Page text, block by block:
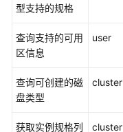
指
通
IAM
授
型支持的规格
查询支持的可用
区信息
user
查询可创建的磁
盘类型
cluster
获取实例规格列
cluster